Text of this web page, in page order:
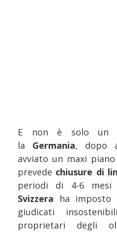
E non è solo un
la Germania, dopo
avviato un maxi
prevede chiusure di
periodi di 4-6
Svizzera ha imposto
giudicati
proprietari degli